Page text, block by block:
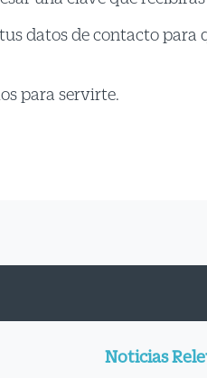
datos de contacto para
para servirte.
Noticias